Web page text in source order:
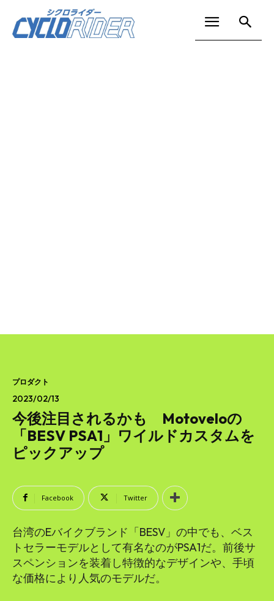
プロダクト
2023/02/13
今後注目されるかも Motoveloの
「BESV PSA1」ワイルドカスタムを
ピックアップ
Facebook Twitter
台湾のEバイクブランド「BESV」の中でも、ベス
トセラーモデルとして有名なのがPSA1だ。前後サ
スペンションを装着し特徴的なデザインや、手頃
な価格により人気のモデルだ。